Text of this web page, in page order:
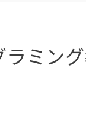
ミン